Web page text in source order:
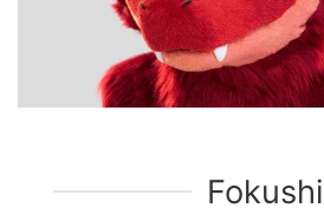
Fokushi